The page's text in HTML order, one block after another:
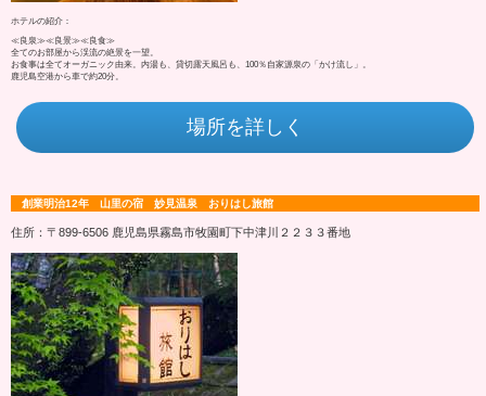
ホテルの紹介：
≪良泉≫≪良景≫≪良食≫
全てのお部屋から渓流の絶景を一望。
お食事は全てオーガニック由来。内湯も、貸切露天風呂も、100％自家源泉の「かけ流し」。
鹿児島空港から車で約20分。
場所を詳しく
創業明治12年 山里の宿 妙見温泉 おりはし旅館
住所：〒899-6506 鹿児島県霧島市牧園町下中津川２２３３番地